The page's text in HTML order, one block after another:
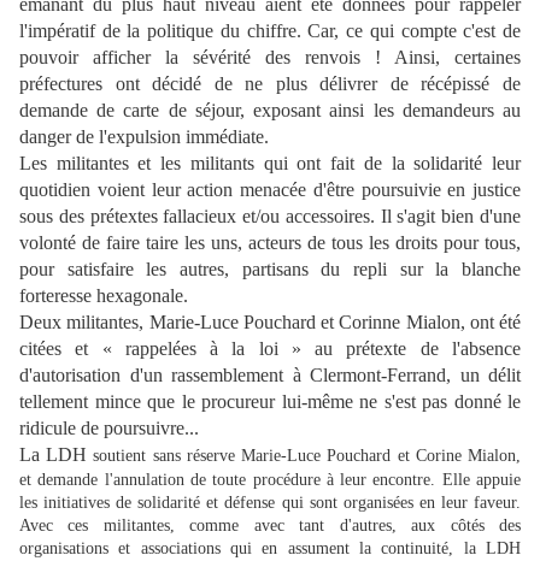
émanant du plus haut niveau aient été données pour rappeler
l'impératif de la politique du chiffre. Car, ce qui compte c'est de
pouvoir afficher la sévérité des renvois ! Ainsi, certaines
préfectures ont décidé de ne plus délivrer de récépissé de
demande de carte de séjour, exposant ainsi les demandeurs au
danger de l'expulsion immédiate.
Les militantes et les militants qui ont fait de la solidarité leur
quotidien voient leur action menacée d'être poursuivie en justice
sous des prétextes fallacieux et/ou accessoires. Il s'agit bien d'une
volonté de faire taire les uns, acteurs de tous les droits pour tous,
pour satisfaire les autres, partisans du repli sur la blanche
forteresse hexagonale.
Deux militantes, Marie-Luce Pouchard et Corinne Mialon, ont été
citées et « rappelées à la loi » au prétexte de l'absence
d'autorisation d'un rassemblement à Clermont-Ferrand, un délit
tellement mince que le procureur lui-même ne s'est pas donné le
ridicule de poursuivre...
La LDH soutient sans réserve Marie-Luce Pouchard et Corine Mialon,
et demande l'annulation de toute procédure à leur encontre. Elle appuie
les initiatives de solidarité et défense qui sont organisées en leur faveur.
Avec ces militantes, comme avec tant d'autres, aux côtés des
organisations et associations qui en assument la continuité, la LDH